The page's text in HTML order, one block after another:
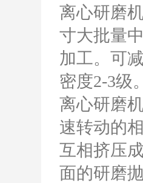
离心研磨
寸大批量
加工。可
密度2-3级
离心研磨
速转动的
互相挤压
面的研磨